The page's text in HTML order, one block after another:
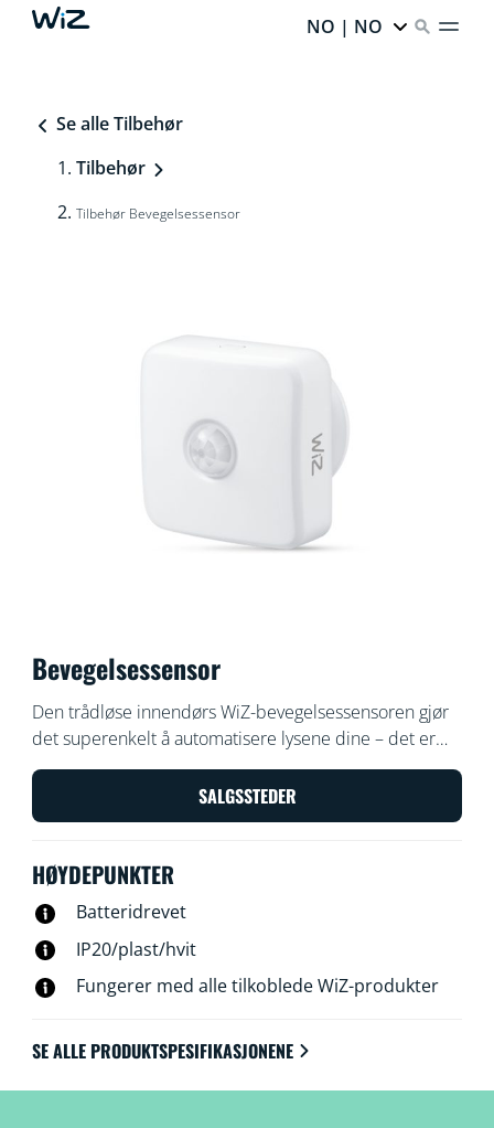
NO | NO
Se alle Tilbehør
Tilbehør
Tilbehør Bevegelsessensor
Bevegelsessensor
Den trådløse innendørs WiZ-bevegelsessensoren gjør
det superenkelt å automatisere lysene dine – det er
bare å gå forbi dem! – og den slår dem av når du
forlater huset. Plasser sensoren, som inkluderer
batteri, i et inngangsparti eller en gang og angi at den
tid.
SALGSSTEDER
HØYDEPUNKTER
Batteridrevet
IP20/plast/hvit
Fungerer med alle tilkoblede WiZ-produkter
SE ALLE PRODUKTSPESIFIKASJONENE